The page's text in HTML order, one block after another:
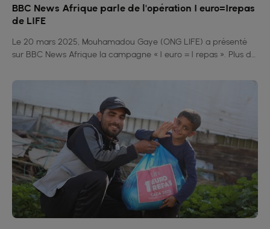
BBC News Afrique parle de l'opération 1 euro=1repas
de LIFE
Le 20 mars 2025, Mouhamadou Gaye (ONG LIFE) a présenté
sur BBC News Afrique la campagne « 1 euro = 1 repas ». Plus de
faim. Une action simple, concrète et solidaire.